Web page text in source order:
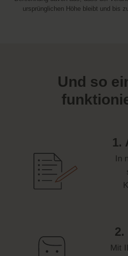
ursprünglichen Höhe bleibt und bis
Und so
1.
In
Mit